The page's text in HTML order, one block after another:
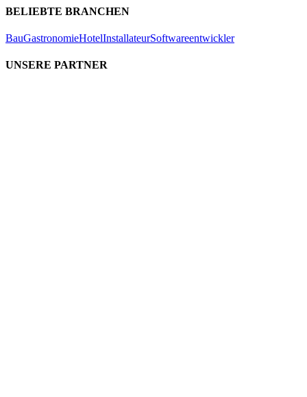
BELIEBTE BRANCHEN
BauGastronomieHotelInstallateurSoftwareentwickler
UNSERE PARTNER